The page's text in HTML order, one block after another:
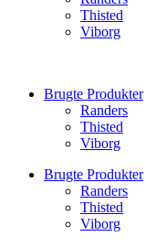
Thisted
Viborg
Brugte Produkter
Randers
Thisted
Viborg
Brugte Produkter
Randers
Thisted
Viborg